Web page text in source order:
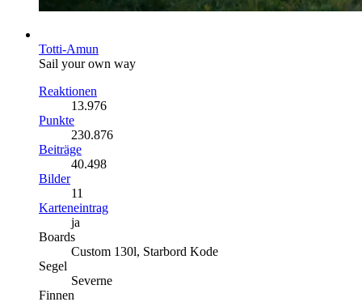
Totti-Amun
Sail your own way
Reaktionen
13.976
Punkte
230.876
Beiträge
40.498
Bilder
11
Karteneintrag
ja
Boards
Custom 130l, Starbord Kode
Segel
Severne
Finnen